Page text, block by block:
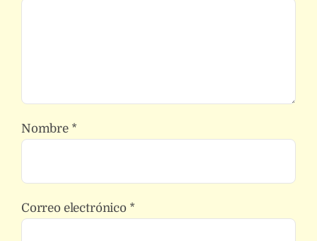
Nombre *
Correo electrónico *